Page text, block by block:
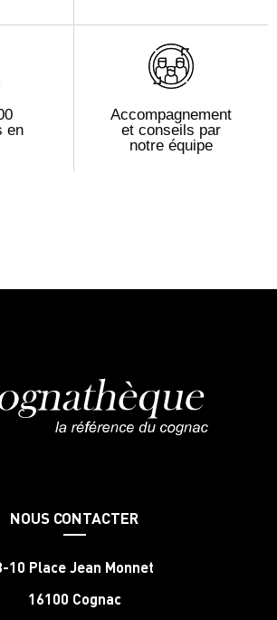
en
Accompagnement
et conseils par
notre équipe
NOUS CONTACTER
10 Place Jean Monnet
16100 Cognac